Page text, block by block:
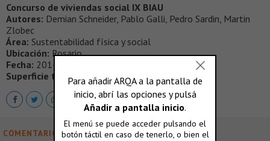
Concurso de viviendas social IX BIAU
Autores: Demian Schneider, Pablo Galli, Pedro Sardin, Martin
Zlobec
Área: Sustentabilidad física y social
Ubicación: Rosario
Fecha: 2014
Superficie total:
2600
COMENTARIOS